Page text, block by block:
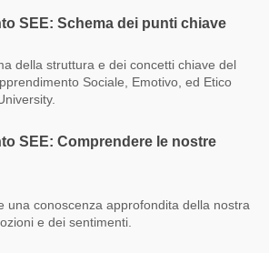
SEE: Schema dei punti chiave
della struttura e dei concetti chiave del
Sociale, Emotivo, ed Etico
SEE: Comprendere le nostre
una conoscenza approfondita della nostra
e dei sentimenti.